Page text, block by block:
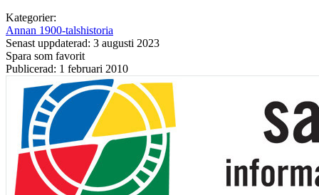
Kategorier:
Annan 1900-talshistoria
Senast uppdaterad: 3 augusti 2023
Spara som favorit
Publicerad: 1 februari 2010